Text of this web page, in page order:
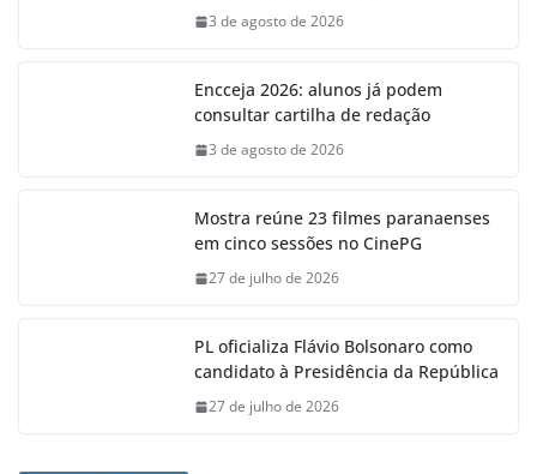
3 de agosto de 2026
Encceja 2026: alunos já podem
consultar cartilha de redação
3 de agosto de 2026
Mostra reúne 23 filmes paranaenses
em cinco sessões no CinePG
27 de julho de 2026
PL oficializa Flávio Bolsonaro como
candidato à Presidência da República
27 de julho de 2026